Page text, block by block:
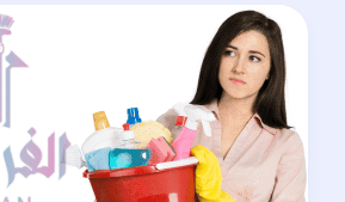
مكتب
استقدام
ونقل
كفالة
بمكة